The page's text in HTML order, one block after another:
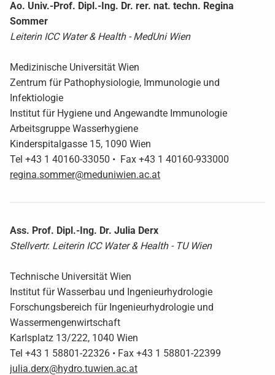
Ao. Univ.-Prof. Dipl.-Ing. Dr. rer. nat. techn. Regina
Sommer
Leiterin ICC Water & Health - MedUni Wien
Medizinische Universität Wien
Zentrum für Pathophysiologie, Immunologie und
Infektiologie
Institut für Hygiene und Angewandte Immunologie
Arbeitsgruppe Wasserhygiene
Kinderspitalgasse 15, 1090 Wien
Tel +43 1 40160-33050 • Fax +43 1 40160-933000
regina.sommer@meduniwien.ac.at
Ass. Prof. Dipl.-Ing. Dr. Julia Derx
Stellvertr. Leiterin ICC Water & Health - TU Wien
Technische Universität Wien
Institut für Wasserbau und Ingenieurhydrologie
Forschungsbereich für Ingenieurhydrologie und
Wassermengenwirtschaft
Karlsplatz 13/222, 1040 Wien
Tel +43 1 58801-22326 • Fax +43 1 58801-22399
julia.derx@hydro.tuwien.ac.at